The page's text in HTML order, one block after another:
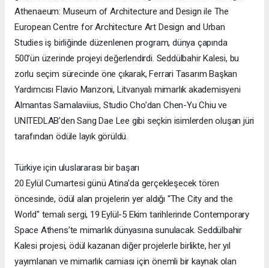
Athenaeum: Museum of Architecture and Design ile The
European Centre for Architecture Art Design and Urban
Studies iş birliğinde düzenlenen program, dünya çapında
500’ün üzerinde projeyi değerlendirdi. Seddülbahir Kalesi, bu
zorlu seçim sürecinde öne çıkarak, Ferrari Tasarım Başkan
Yardımcısı Flavio Manzoni, Litvanyalı mimarlık akademisyeni
Almantas Samalaviius, Studio Cho’dan Chen-Yu Chiu ve
UNITEDLAB’den Sang Dae Lee gibi seçkin isimlerden oluşan jüri
tarafından ödüle layık görüldü.
Türkiye için uluslararası bir başarı
20 Eylül Cumartesi günü Atina’da gerçekleşecek tören
öncesinde, ödül alan projelerin yer aldığı "The City and the
World" temalı sergi, 19 Eylül-5 Ekim tarihlerinde Contemporary
Space Athens’te mimarlık dünyasına sunulacak. Seddülbahir
Kalesi projesi, ödül kazanan diğer projelerle birlikte, her yıl
yayımlanan ve mimarlık camiası için önemli bir kaynak olan